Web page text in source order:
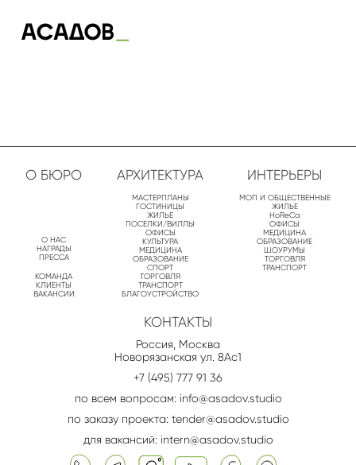
О БЮРО
О НАС
НАГРАДЫ
ПРЕССА
КОМАНДА
КЛИЕНТЫ
ВАКАНСИИ
АРХИТЕКТУРА
МАСТЕРПЛАНЫ
ГОСТИНИЦЫ
ЖИЛЬЕ
ПОСЕЛКИ/ВИЛЛЫ
ОФИСЫ
КУЛЬТУРА
МЕДИЦИНА
ОБРАЗОВАНИЕ
СПОРТ
ТОРГОВЛЯ
ТРАНСПОРТ
БЛАГОУСТРОЙСТВО
ИНТЕРЬЕРЫ
МОП И ОБЩЕСТВЕННЫЕ
ЖИЛЬЕ
HoReCa
ОФИСЫ
МЕДИЦИНА
ОБРАЗОВАНИЕ
ШОУРУМЫ
ТОРГОВЛЯ
ТРАНСПОРТ
КОНТАКТЫ
Россия, Москва
Новорязанская ул. 8Aс1
+7 (495) 777 91 36
по всем вопросам: info@asadov.studio
по заказу проекта: tender@asadov.studio
для вакансий: intern@asadov.studio